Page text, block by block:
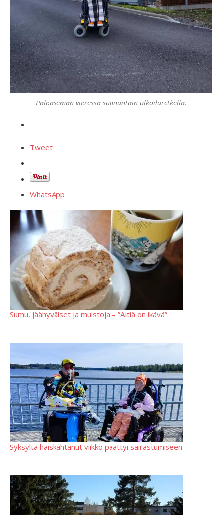
Paloaseman vieressä sunnuntain ulkoiluretkellä.
Tweet
WhatsApp
Sumu, jäähyväiset ja muistoja – ”Äitiä on ikävä”
Syksyltä haiskahtanut viikko päättyi sairastumiseen